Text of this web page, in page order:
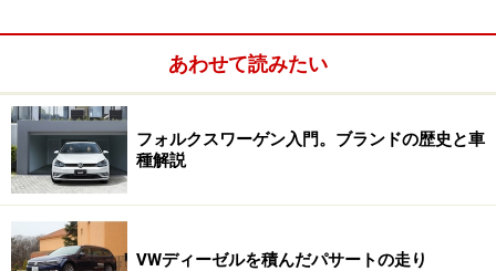
ボディサイズは全長4535mm×全幅1830mm×全高1640～
1670mm。旧型より全長130mm/全幅35mm大きく、全高が
最大30mm低くなっている
あわせて読みたい
フォルクスワーゲン入門。ブランドの歴史と車
種解説
VWディーゼルを積んだパサートの走り